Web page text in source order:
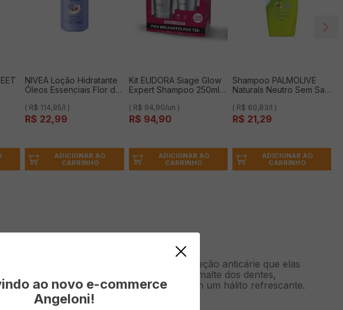
NIVEA Loção Hidratante
Óleos Essenciais Flor de
Jojoba 200ml
( R$ 114,95/l )
R$ 22,99
ADICIONAR AO
CARRINHO
Kit EUDORA Siage Glow
Expert Shampoo 250ml +
Preço Especial
( R$ 94,90/un )
R$ 94,90
ADICIONAR AO
CARRINHO
Shampoo PALMOLIVE
Naturals Neutro Sem Sal
Pontas Cabelos Normais
350ml
( R$ 60,83/l )
R$ 21,29
ADICIONAR AO
CARRINHO
para crianças e proporciona proteção anticárie que elas
e baixa abrasividade, que fortalece o esmalte dos dentes,
frutti agrada os pequenos, que ficam com um hálito refrescante.
ao novo e-commerce
Angeloni!